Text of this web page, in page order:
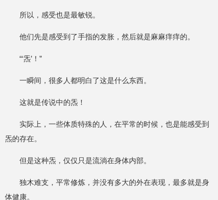
所以，感受也是最敏锐。
他们先是感受到了手指的发胀，然后就是麻麻痒痒的。
“‘炁’！”
一瞬间，很多人都明白了这是什么东西。
这就是传说中的炁！
实际上，一些体质特殊的人，在平常的时候，也是能感受到
炁的存在。
但是这种炁，仅仅只是流淌在身体内部。
独木难支，平常修炼，并没有多大的外在表现，最多就是身
体健康。